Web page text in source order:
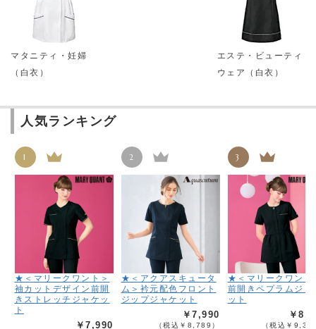
マタニティ・妊婦
（白衣）
エステ・ビューティ
ウェア（白衣）
人気ランキング
1
★＜マリークワント＞
袖カットデザイン前開
きストレッチジャケッ
ト
￥7,990
2
★＜アクアスキュータ
ム＞衿元配色フロント
ジップジャケット
￥7,990
（税込￥8,789）
3
★＜マリークワント
前開きペプラムジャ
ット
￥
（税込￥